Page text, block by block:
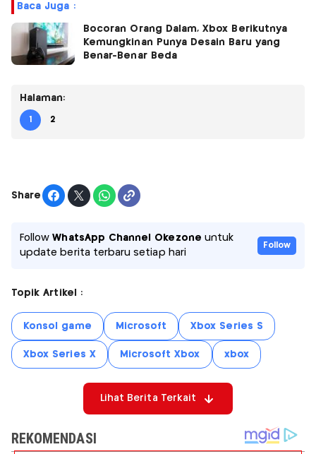
Baca Juga :
Bocoran Orang Dalam, Xbox Berikutnya
Kemungkinan Punya Desain Baru yang
Benar-Benar Beda
Halaman:
1 2
Share
FollowWhatsApp Channel Okezone untuk
update berita terbaru setiap hari
Follow
Topik Artikel :
Konsol game Microsoft Xbox Series S
Xbox Series X Microsoft Xbox xbox
Lihat Berita Terkait